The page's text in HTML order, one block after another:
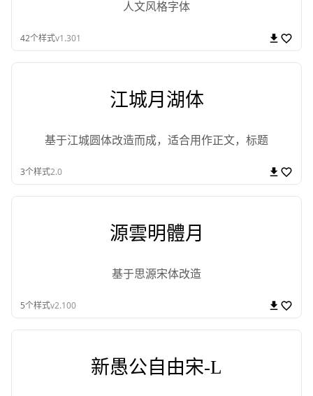
人文风格字体
42个样式v1.301
江城月湖体
基于江城圆体改造而成，适合用作正文，标题
3个样式2.0
源雲明體月
基于思源宋体改造
5个样式v2.100
新愚公自由宋-L